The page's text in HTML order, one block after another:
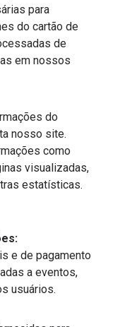
para
do cartão de
de
em nossos
do
nosso site.
como
visualizadas,
estatísticas.
e de pagamento
a eventos,
usuários.